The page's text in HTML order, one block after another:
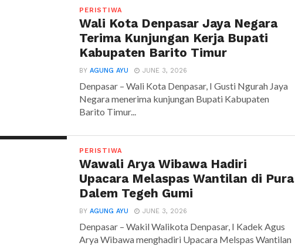
PERISTIWA
Wali Kota Denpasar Jaya Negara
Terima Kunjungan Kerja Bupati
Kabupaten Barito Timur
BYAGUNG AYU JUNE 3, 2026
Denpasar – Wali Kota Denpasar, I Gusti Ngurah Jaya
Negara menerima kunjungan Bupati Kabupaten
Barito Timur...
PERISTIWA
Wawali Arya Wibawa Hadiri
Upacara Melaspas Wantilan di Pura
Dalem Tegeh Gumi
BYAGUNG AYU JUNE 3, 2026
Denpasar – Wakil Walikota Denpasar, I Kadek Agus
Arya Wibawa menghadiri Upacara Melspas Wantilan